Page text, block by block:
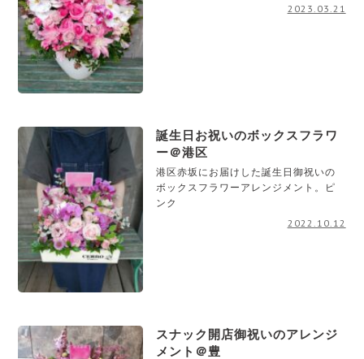
2023.03.21
誕生日お祝いのボックスフラワ
ー＠港区
港区赤坂にお届けした誕生日御祝いの
ボックスフラワーアレンジメント。ピ
ンク
2022.10.12
スナック開店御祝いのアレンジ
メント＠豊